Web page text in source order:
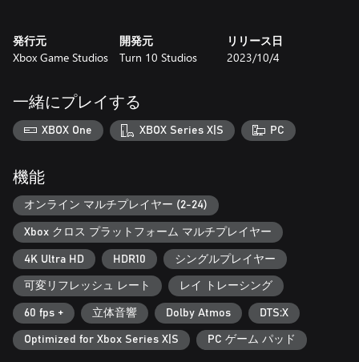
れ、夢のマシンの購入に使用できるボーナス クレジット
500,000 も手に入ります。
*別売りのゲーム本体、または Game Pass (Ultimate、コンソー
ル、PC) のサブスクリプションが必要です。ゲーム カタログ
は、プランや地域、デバイスによって異なるほか、時間の経過
によっても変化します。xbox.com/gamepass
発行元
Xbox Game Studios
開発元
Turn 10 Studios
リリース日
2023/10/4
一緒にプレイする
XBOX One XBOX Series X|S PC
機能
オンライン マルチプレイヤー (2-24)
Xbox クロス プラットフォーム マルチプレイヤー
4K Ultra HD HDR10 シングルプレイヤー
可変リフレッシュ レート レイ トレーシング
60 fps + 立体音響 Dolby Atmos DTS:X
Optimized for Xbox Series X|S PC ゲーム パッド